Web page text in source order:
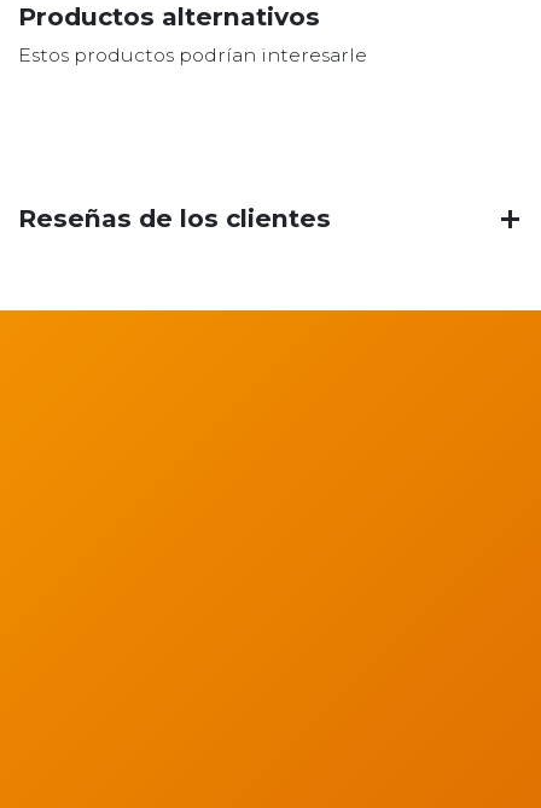
Productos alternativos
Estos productos podrían interesarle
Reseñas de los clientes